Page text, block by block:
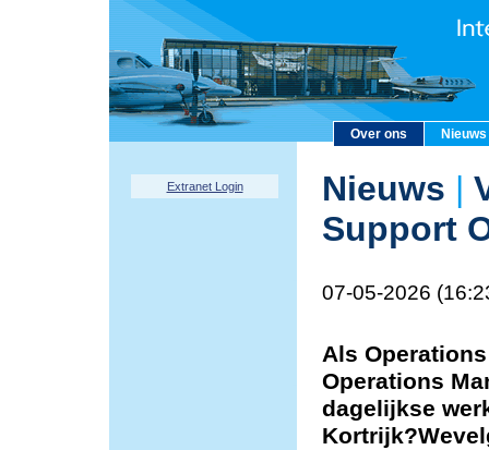
Over ons Nieuws
Extranet Login Nieuws |
Support
07-05-2026
Als
Operations
dagelijkse